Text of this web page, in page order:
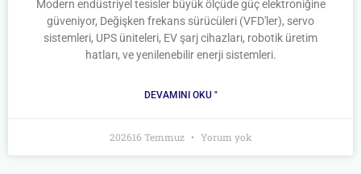
Modern endüstriyel tesisler büyük ölçüde güç elektroniğine
güveniyor, Değişken frekans sürücüleri (VFD'ler), servo
sistemleri, UPS üniteleri, EV şarj cihazları, robotik üretim
hatları, ve yenilenebilir enerji sistemleri.
DEVAMINI OKU "
202616 Temmuz Yorum yok